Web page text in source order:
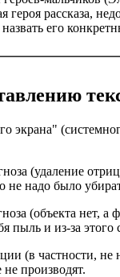
героя рассказа,
его
экрана"
(удаление
не надо было
(объекта нет,
пыль и из-за этого
(в частности,
производят.